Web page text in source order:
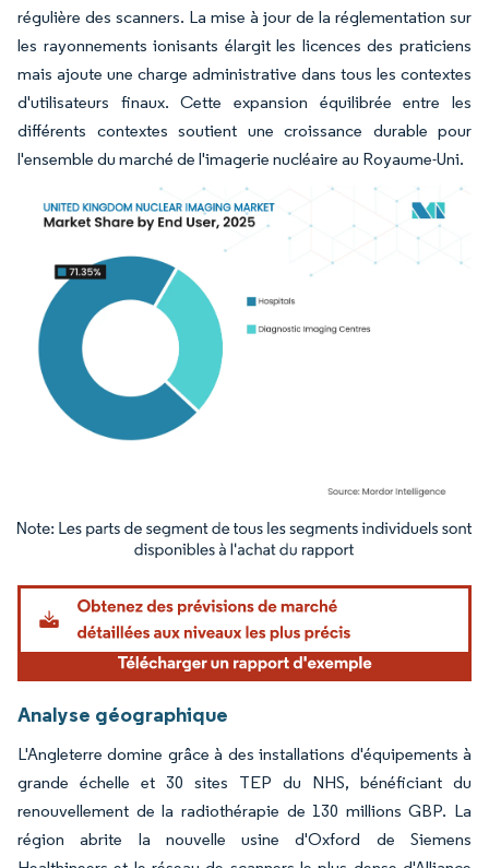
régulière des scanners. La mise à jour de la réglementation sur
les rayonnements ionisants élargit les licences des praticiens
mais ajoute une charge administrative dans tous les contextes
d'utilisateurs finaux. Cette expansion équilibrée entre les
différents contextes soutient une croissance durable pour
l'ensemble du marché de l'imagerie nucléaire au Royaume-Uni.
Image © Mordor Intelligence. La réutilisation nécessite une attribution sous CC BY
Analyse géographique
L'Angleterre domine grâce à des installations d'équipements à
grande échelle et 30 sites TEP du NHS, bénéficiant du
renouvellement de la radiothérapie de 130 millions GBP. La
région abrite la nouvelle usine d'Oxford de Siemens